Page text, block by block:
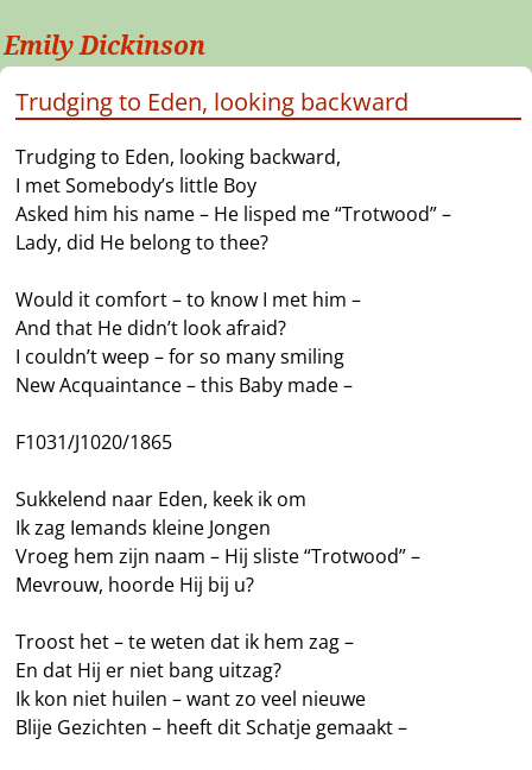
Emily Dickinson
Trudging to Eden, looking backward
Trudging to Eden, looking backward,
I met Somebody’s little Boy
Asked him his name – He lisped me “Trotwood” –
Lady, did He belong to thee?
Would it comfort – to know I met him –
And that He didn’t look afraid?
I couldn’t weep – for so many smiling
New Acquaintance – this Baby made –
F1031/J1020/1865
Sukkelend naar Eden, keek ik om
Ik zag Iemands kleine Jongen
Vroeg hem zijn naam – Hij sliste “Trotwood” –
Mevrouw, hoorde Hij bij u?
Troost het – te weten dat ik hem zag –
En dat Hij er niet bang uitzag?
Ik kon niet huilen – want zo veel nieuwe
Blije Gezichten – heeft dit Schatje gemaakt –